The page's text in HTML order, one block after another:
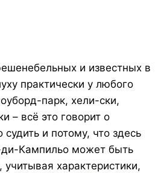
и известных в
практически у любого
парк, хели-ски,
– всё это говорит о
и потому, что здесь
ди-Кампильо может быть
характеристики,